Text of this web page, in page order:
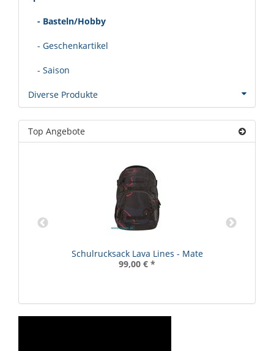
- Basteln/Hobby
- Geschenkartikel
- Saison
Diverse Produkte
Top Angebote
Schulrucksack Lava Lines - Mate
99,00 € *